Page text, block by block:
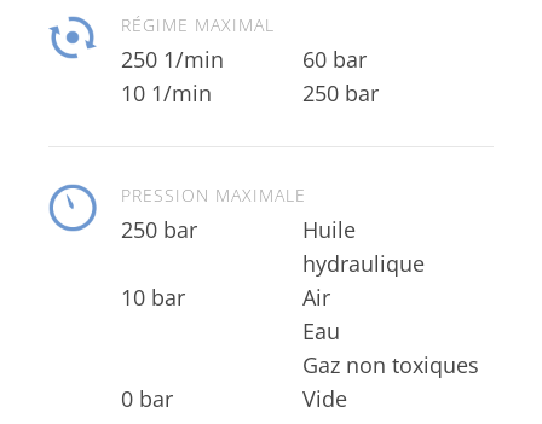
RÉGIME MAXIMAL
250 1/min
60 bar
10 1/min
250 bar
PRESSION MAXIMALE
250 bar
Huile
hydraulique
10 bar
Gaz non toxiques
0 bar
Vide